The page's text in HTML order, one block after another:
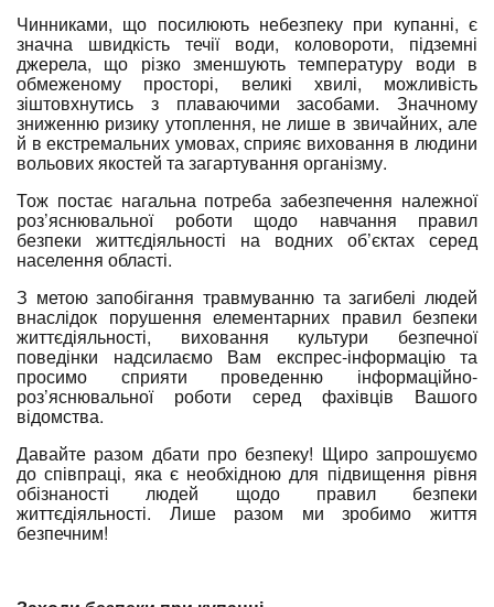
Чинниками, що посилюють небезпеку при купанні, є
значна швидкість течії води, коловороти, підземні
джерела, що різко зменшують температуру води в
обмеженому просторі, великі хвилі, можливість
зіштовхнутись з плаваючими засобами. Значному
зниженню ризику утоплення, не лише в звичайних, але
й в екстремальних умовах, сприяє виховання в людини
вольових якостей та загартування організму.
Тож постає нагальна потреба забезпечення належної
роз’яснювальної роботи щодо навчання правил
безпеки життєдіяльності на водних об’єктах серед
населення області.
З метою запобігання травмуванню та загибелі людей
внаслідок порушення елементарних правил безпеки
життєдіяльності, виховання культури безпечної
поведінки надсилаємо Вам експрес-інформацію та
просимо сприяти проведенню інформаційно-
роз’яснювальної роботи серед фахівців Вашого
відомства.
Давайте разом дбати про безпеку! Щиро запрошуємо
до співпраці, яка є необхідною для підвищення рівня
обізнаності людей щодо правил безпеки
життєдіяльності. Лише разом ми зробимо життя
безпечним!